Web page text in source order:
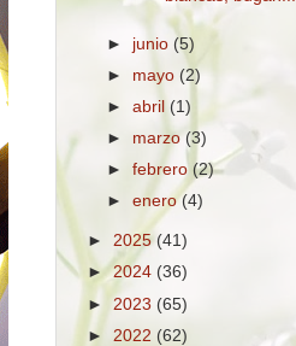
► junio (5)
► mayo (2)
►abril(1)
► marzo (3)
►febrero(2)
►enero(4)
► 2025 (41)
►2024 (36)
► 2023 (65)
► 2022 (62)